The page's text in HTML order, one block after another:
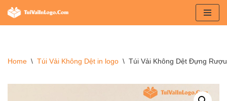
Chuyển
dung
Home \ Túi Vải Không Dệt in logo \ Túi Vải Không Dệt Đựng